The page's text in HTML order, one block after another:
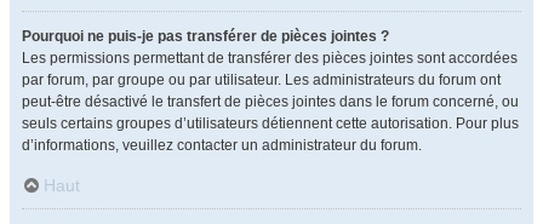
Pourquoi ne puis-je pas transférer de pièces jointes ?
Les permissions permettant de transférer des pièces jointes sont accordées
par forum, par groupe ou par utilisateur. Les administrateurs du forum ont
peut-être désactivé le transfert de pièces jointes dans le forum concerné, ou
seuls certains groupes d’utilisateurs détiennent cette autorisation. Pour plus
d’informations, veuillez contacter un administrateur du forum.
Haut